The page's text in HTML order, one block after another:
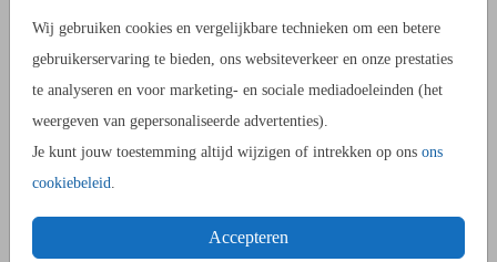
Wij gebruiken cookies en vergelijkbare technieken om een betere
gebruikerservaring te bieden, ons websiteverkeer en onze prestaties
te analyseren en voor marketing- en sociale mediadoeleinden (het
weergeven van gepersonaliseerde advertenties).
Je kunt jouw toestemming altijd wijzigen of intrekken op ons ons
cookiebeleid
Accepteren
Voor het maken van een trouwkaartenset is het belangrijk om,
voordat je begint met ontwerpen, te bedenken wat je allemaal
gaat maken. Dit helpt je met het bepalen van de eventuele
verschillende vormen en achtergrondkleuren. Zo maak je een
samenhangende set die leuk is om te zien.
Het is leuk om drukwerk te maken voor op je dag. Het kan alleen